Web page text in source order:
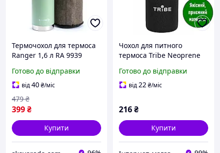
Термочохол для термоса
Ranger 1,6 л RA 9939
Готово до відправки
від40₴/міс
399₴
479 ₴
Купити
Чохол для питного
термоса Tribe Neoprene
см. Термочохол для
термоса. T-DF-0007-black
Готово до відправки
від22₴/міс
216₴
Купити